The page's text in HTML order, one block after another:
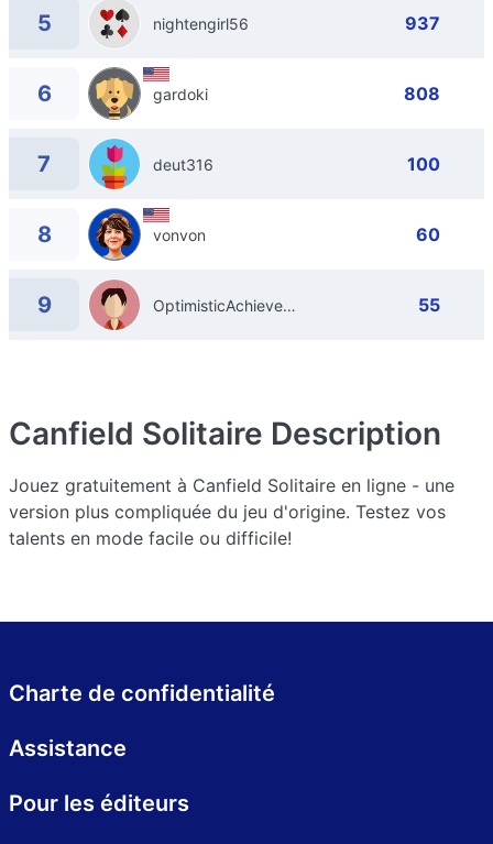
5 nightengirl56 937
6 gardoki 808
7 deut316 100
8 vonvon 60
9 OptimisticAchiever638 55
Canfield Solitaire Description
Jouez gratuitement à Canfield Solitaire en ligne - une
version plus compliquée du jeu d'origine. Testez vos
talents en mode facile ou difficile!
Charte de confidentialité
Assistance
Pour les éditeurs